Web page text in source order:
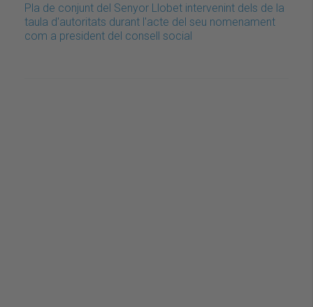
Pla de conjunt del Senyor Llobet intervenint dels de la
taula d'autoritats durant l'acte del seu nomenament
com a president del consell social